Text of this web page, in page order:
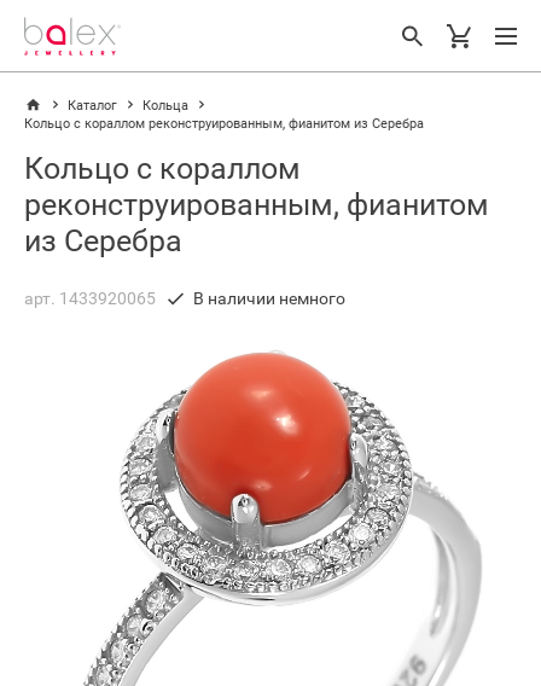
Каталог
Кольца
Кольцо с кораллом реконструированным, фианитом из Серебра
Кольцо с кораллом
реконструированным, фианитом
из Серебра
арт. 1433920065 В наличии немного